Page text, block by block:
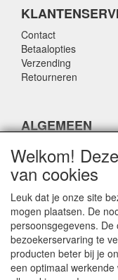
Contact
Betaalopties
Verzending
Retourneren
ALGEMEEN
Over ons
Algemene
Privacy policy
airparts.nl
Galvaniweg 21
Welkom!
van cookies
Leuk dat je onze site
mogen plaatsen. De
persoonsgegevens.
bezoekerservaring te
producten beter bij je
een optimaal